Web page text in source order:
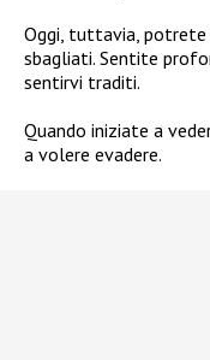
Oggi, tuttavia,
sbagliati. Sentite
sentirvi traditi.
Quando iniziate a
a volere evadere.